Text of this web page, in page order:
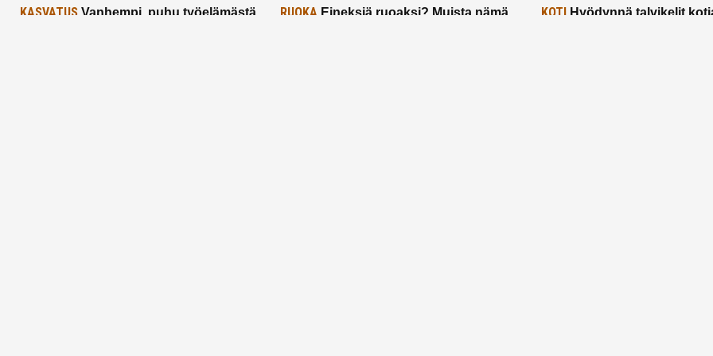
KASVATUS Vanhempi, puhu työelämästä
RUOKA Eineksiä ruoaksi? Muista nämä
KOTIHyödynnä talvikelit